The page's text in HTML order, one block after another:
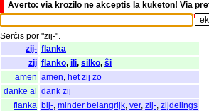
Averto: via krozilo ne akceptis la kuketon! Via
Serĉis por "zij-".
zij- flanka
zij flanko, ili, silko, ŝi
amen amen het zij zo
danke al dank zij
flanka bij- minder belangrijk ver, zij- zijdelings